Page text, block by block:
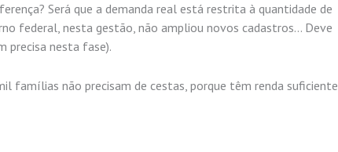
Será que a demanda real está restrita à quantidade de
federal, nesta gestão, não ampliou novos cadastros… Deve
precisa nesta fase).
famílias não precisam de cestas, porque têm renda suficiente